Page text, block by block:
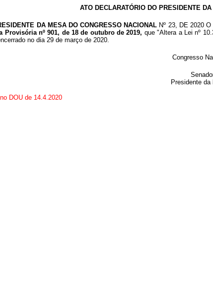
ATO DECLARATÓRIO DO PRESIDENTE
DA MESA DO CONGRESSO NACIONAL Nº 23, DE 2020
Provisória nº 901, de 18 de outubro de 2019, que "Altera a Lei nº
no dia 29 de março de 2020.
Congresso
Presidente da
DOU de 14.4.2020